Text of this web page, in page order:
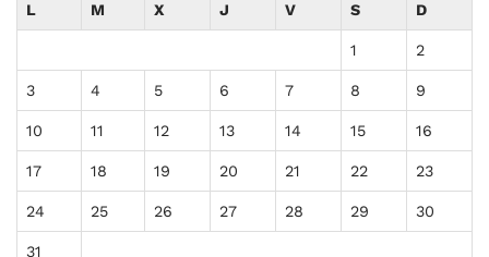
L M X J V S D
1 2
3 4 5 6 7 8 9
10 11 12 13 14 15 16
17 18 19 20 21 22 23
24 25 26 27 28 29 30
31